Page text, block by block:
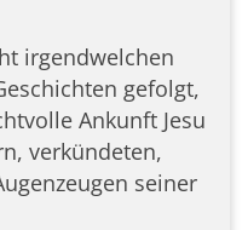
irgendwelchen
gefolgt,
Ankunft Jesu
verkündeten,
seiner